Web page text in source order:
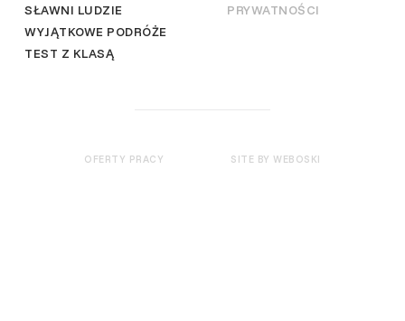
SŁAWNI LUDZIE
WYJĄTKOWE PODRÓŻE
TEST Z KLASĄ
PRYWATNOŚCI
OFERTY PRACY SITE BY WEBOSKI